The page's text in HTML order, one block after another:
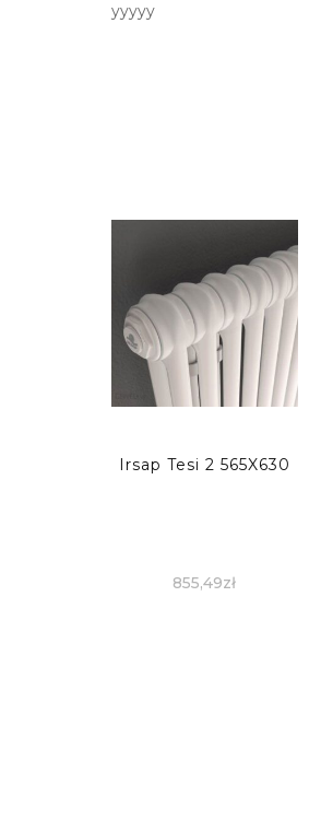
yyyyy
Irsap Tesi 2 565X630
855,49zł